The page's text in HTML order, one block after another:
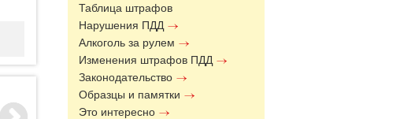
Таблица штрафов
Нарушения ПДД
Алкоголь за рулем
Изменения штрафов ПДД
Законодательство
Образцы и памятки
Это интересно